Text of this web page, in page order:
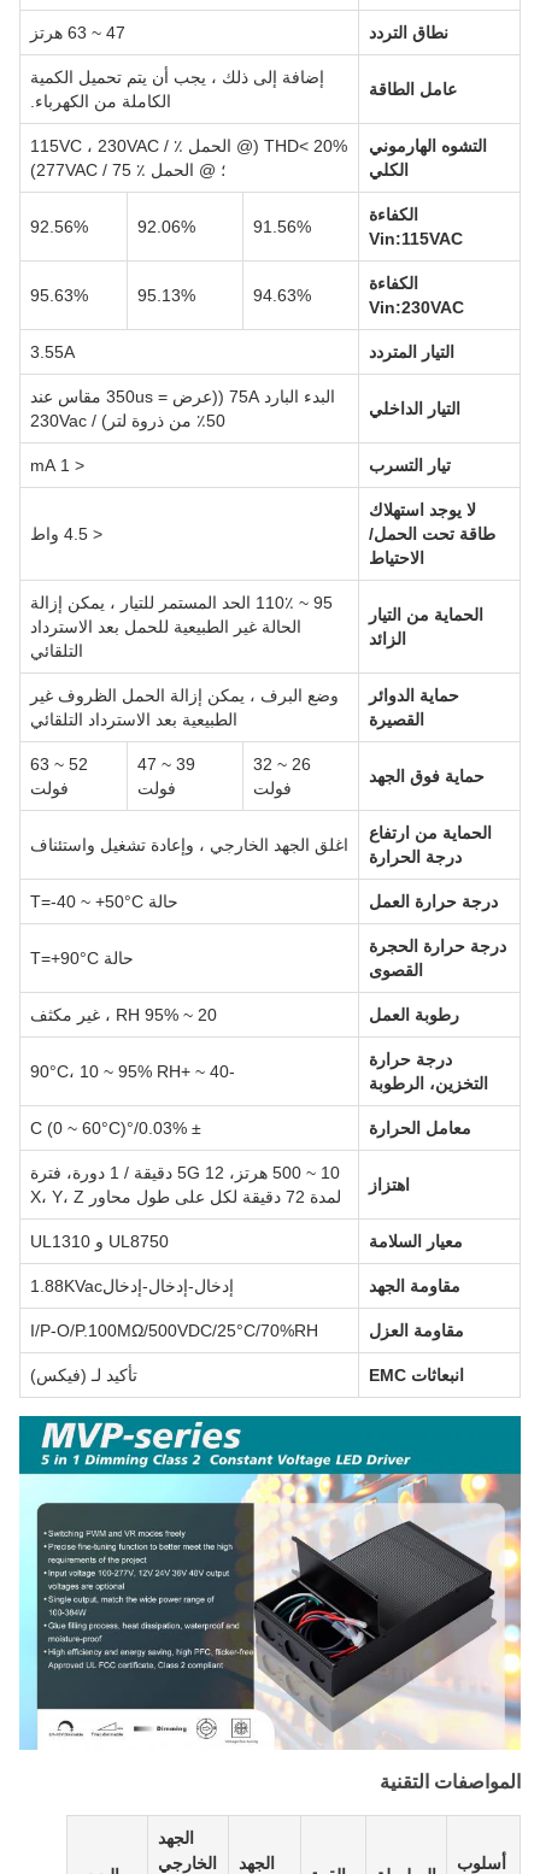
نطاق التردد 47 ~ 63 هرتز
عامل الطاقة
إضافة إلى ذلك ، يجب أن يتم تحميل الكمية
الكاملة من الكهرباء.
التشوه الهارموني
الكلي
THD< 20% (@ الحمل ٪ / 115VC ، 230VAC
؛ @ الحمل ٪ 75 / 277VAC)
الكفاءة
Vin:115VAC
91.56%
92.06%
92.56%
الكفاءة
Vin:230VAC
94.63%
95.13%
95.63%
التيار المتردد 3.55A
التيار الداخلي
البدء البارد 75A ((عرض = 350us مقاس عند
50٪ من ذروة لتر) / 230Vac
تيار التسرب < 1 mA
لا يوجد استهلاك
طاقة تحت الحمل/
الاحتياط
< 4.5 واط
الحماية من التيار
الزائد
95 ~ 110٪ الحد المستمر للتيار ، يمكن إزالة
الحالة غير الطبيعية للحمل بعد الاسترداد
التلقائي
حماية الدوائر
القصيرة
وضع البرف ، يمكن إزالة الحمل الظروف غير
الطبيعية بعد الاسترداد التلقائي
حماية فوق الجهد
26 ~ 32
فولت
39 ~ 47
فولت
52 ~ 63
فولت
الحماية من ارتفاع
درجة الحرارة
اغلق الجهد الخارجي ، وإعادة تشغيل واستئناف
درجة حرارة العمل حالة T=-40 ~ +50°C
درجة حرارة الحجرة
القصوى
حالة T=+90°C
رطوبة العمل 20 ~ 95% RH ، غير مكثف
درجة حرارة
التخزين، الرطوبة
-40 ~ +90°C، 10 ~ 95% RH
معامل الحرارة ± 0.03%/°C (0 ~ 60°C)
اهتزاز
10 ~ 500 هرتز، 5G 12 دقيقة / 1 دورة، فترة
لمدة 72 دقيقة لكل على طول محاور X، Y، Z
معيار السلامة UL8750 و UL1310
مقاومة الجهد إدخال-إدخال-إدخال1.88KVac
مقاومة العزل I/P-O/P.100MΩ/500VDC/25°C/70%RH
انبعاثات EMC تأكيد لـ (فيكس)
المواصفات التقنية
أسلوب الجهد
الجهد
الخارجي